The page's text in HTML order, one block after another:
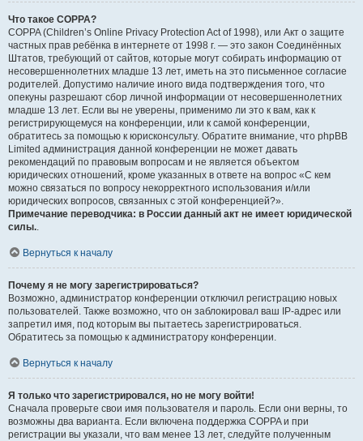
Что такое COPPA?
COPPA (Children’s Online Privacy Protection Act of 1998), или Акт о защите
частных прав ребёнка в интернете от 1998 г. — это закон Соединённых
Штатов, требующий от сайтов, которые могут собирать информацию от
несовершеннолетних младше 13 лет, иметь на это письменное согласие
родителей. Допустимо наличие иного вида подтверждения того, что
опекуны разрешают сбор личной информации от несовершеннолетних
младше 13 лет. Если вы не уверены, применимо ли это к вам, как к
регистрирующемуся на конференции, или к самой конференции,
обратитесь за помощью к юрисконсульту. Обратите внимание, что phpBB
Limited администрация данной конференции не может давать
рекомендаций по правовым вопросам и не является объектом
юридических отношений, кроме указанных в ответе на вопрос «С кем
можно связаться по вопросу некорректного использования и/или
юридических вопросов, связанных с этой конференцией?».
Примечание переводчика: в России данный акт не имеет юридической
силы..
Вернуться к началу
Почему я не могу зарегистрироваться?
Возможно, администратор конференции отключил регистрацию новых
пользователей. Также возможно, что он заблокировал ваш IP-адрес или
запретил имя, под которым вы пытаетесь зарегистрироваться.
Обратитесь за помощью к администратору конференции.
Вернуться к началу
Я только что зарегистрировался, но не могу войти!
Сначала проверьте свои имя пользователя и пароль. Если они верны, то
возможны два варианта. Если включена поддержка COPPA и при
регистрации вы указали, что вам менее 13 лет, следуйте полученным